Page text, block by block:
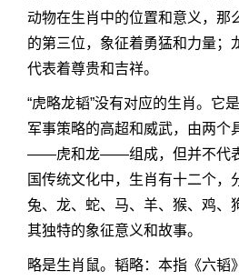
动物在生肖中的位置和意义，那
的第三位，象征着勇猛和力量；
代表着尊贵和吉祥。
“虎略龙韬”没有对应的生肖。它
军事策略的高超和威武，由两个
——虎和龙——组成，但并不代
国传统文化中，生肖有十二个，
兔、龙、蛇、马、羊、猴、鸡、
其独特的象征意义和故事。
略是生肖鼠。韬略：本指《六韬